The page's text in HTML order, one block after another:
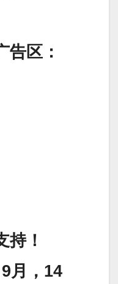
告区：
持！
月，14